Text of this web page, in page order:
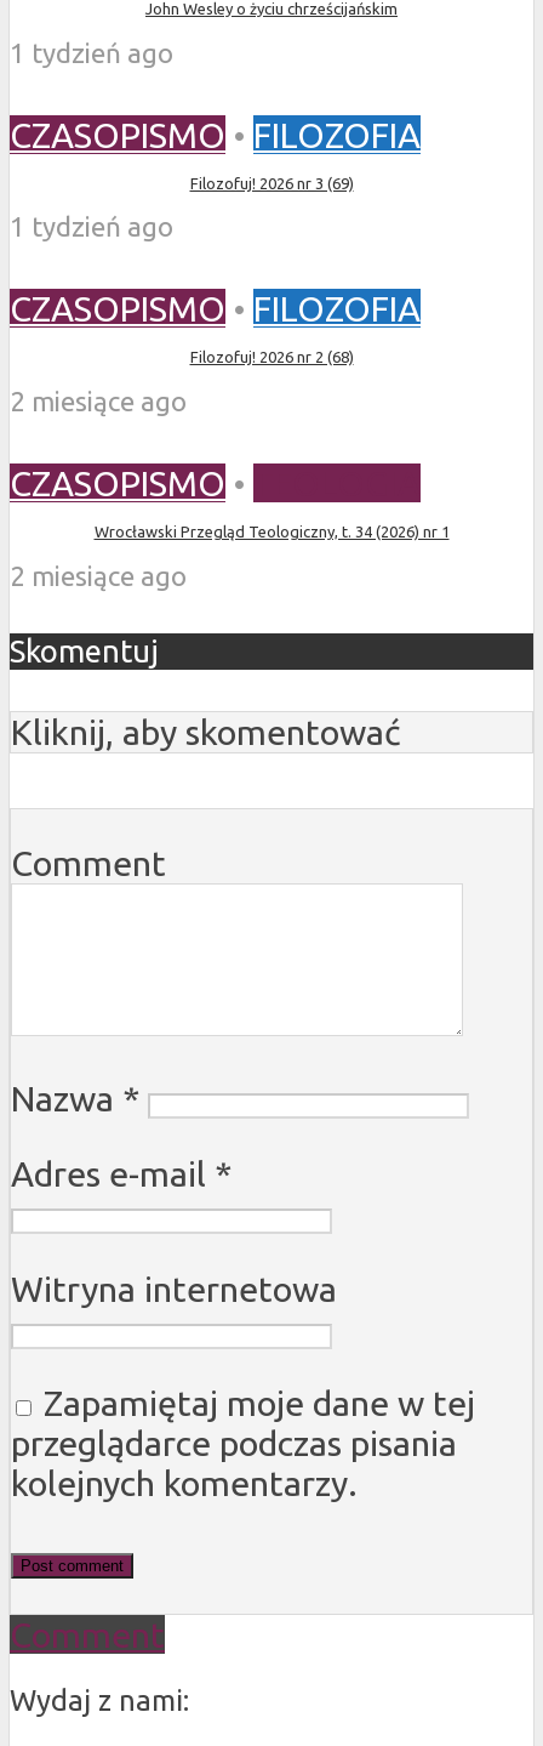
John Wesley o życiu chrześcijańskim
1 tydzień ago
CZASOPISMO • FILOZOFIA
Filozofuj! 2026 nr 3 (69)
1 tydzień ago
CZASOPISMO • FILOZOFIA
Filozofuj! 2026 nr 2 (68)
2 miesiące ago
CZASOPISMO •
Wrocławski Przegląd Teologiczny, t. 34 (2026) nr 1
2 miesiące ago
Skomentuj
Kliknij, aby skomentować
Comment
Nazwa *
Adres e-mail *
Witryna internetowa
Zapamiętaj moje dane w tej
przeglądarce podczas pisania
kolejnych komentarzy.
Comment
Wydaj z nami: